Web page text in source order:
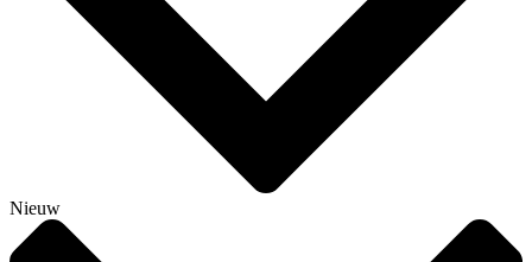
Nieuw